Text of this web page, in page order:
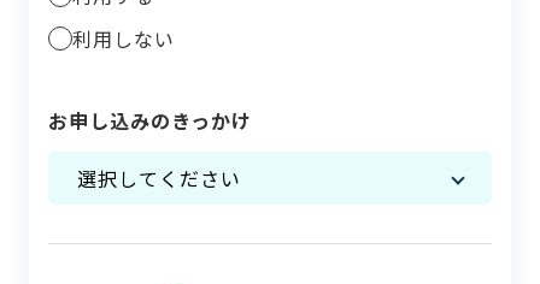
利用しない
お申し込みのきっかけ